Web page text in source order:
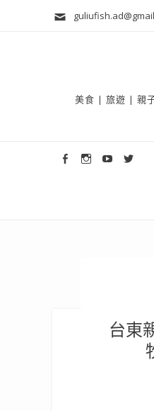
美食 | 旅遊 | 親
台東